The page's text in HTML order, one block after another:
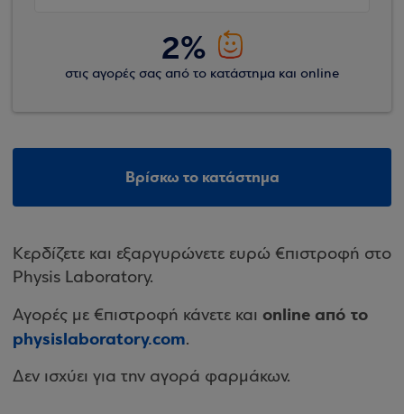
2%
στις αγορές σας από το κατάστημα και online
Βρίσκω το κατάστημα
Κερδίζετε και εξαργυρώνετε ευρώ €πιστροφή στο
Physis Laboratory.
Αγορές με €πιστροφή κάνετε και online από το
physislaboratory.com.
Δεν ισχύει για την αγορά φαρμάκων.